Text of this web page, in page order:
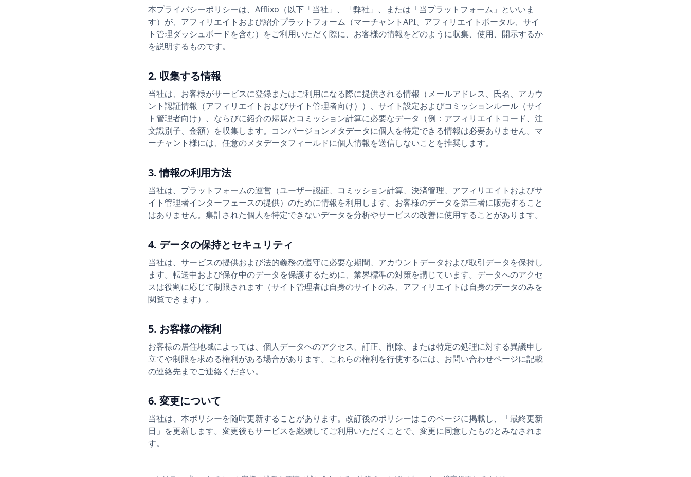
本プライバシーポリシーは、Afflixo（以下「当社」、「弊社」、または「当プラットフォーム」といいま
す）が、アフィリエイトおよび紹介プラットフォーム（マーチャントAPI、アフィリエイトポータル、サイ
ト管理ダッシュボードを含む）をご利用いただく際に、お客様の情報をどのように収集、使用、開示するか
を説明するものです。
2. 収集する情報
当社は、お客様がサービスに登録またはご利用になる際に提供される情報（メールアドレス、氏名、アカウ
ント認証情報（アフィリエイトおよびサイト管理者向け））、サイト設定およびコミッションルール（サイ
ト管理者向け）、ならびに紹介の帰属とコミッション計算に必要なデータ（例：アフィリエイトコード、注
文識別子、金額）を収集します。コンバージョンメタデータに個人を特定できる情報は必要ありません。マ
ーチャント様には、任意のメタデータフィールドに個人情報を送信しないことを推奨します。
3. 情報の利用方法
当社は、プラットフォームの運営（ユーザー認証、コミッション計算、決済管理、アフィリエイトおよびサ
イト管理者インターフェースの提供）のために情報を利用します。お客様のデータを第三者に販売すること
はありません。集計された個人を特定できないデータを分析やサービスの改善に使用することがあります。
4. データの保持とセキュリティ
当社は、サービスの提供および法的義務の遵守に必要な期間、アカウントデータおよび取引データを保持し
ます。転送中および保存中のデータを保護するために、業界標準の対策を講じています。データへのアクセ
スは役割に応じて制限されます（サイト管理者は自身のサイトのみ、アフィリエイトは自身のデータのみを
閲覧できます）。
5. お客様の権利
お客様の居住地域によっては、個人データへのアクセス、訂正、削除、または特定の処理に対する異議申し
立てや制限を求める権利がある場合があります。これらの権利を行使するには、お問い合わせページに記載
の連絡先までご連絡ください。
6. 変更について
当社は、本ポリシーを随時更新することがあります。改訂後のポリシーはこのページに掲載し、「最終更新
日」を更新します。変更後もサービスを継続してご利用いただくことで、変更に同意したものとみなされま
す。